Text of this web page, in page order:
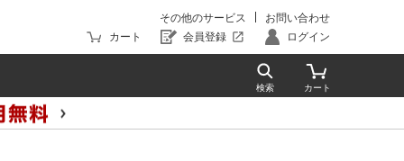
その他のサービス
お問い合わせ
カート
会員登録 ログイン